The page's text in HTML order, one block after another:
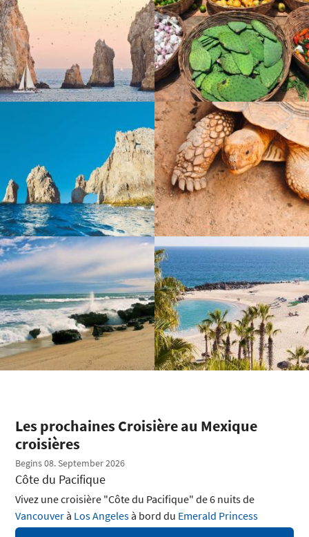
Les prochaines Croisière au Mexique
croisières
Begins 08. September 2026
Côte du Pacifique
Vivez une croisière "Côte du Pacifique" de 6 nuits de
Vancouverà Los Angelesà bord du Emerald Princess